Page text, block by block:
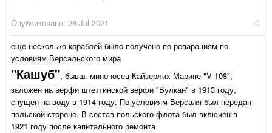
Опубликовано: 26 Jul 2021
еще несколько кораблей было получено по репарациям по
условиям Версальского мира
"Кашуб", бывш. миноносец Кайзерлих Марине "V 108",
заложен на верфи штеттинской верфи "Вулкан" в 1913 году,
спущен на воду в 1914 году. По условиям Версаля был передан
польской стороне. В состав польского флота был включен в
1921 году после капитального ремонта